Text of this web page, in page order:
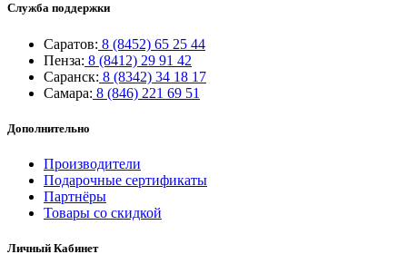
Служба поддержки
Саратов: 8 (8452) 65 25 44
Пенза: 8 (8412) 29 91 42
Саранск: 8 (8342) 34 18 17
Самара: 8 (846) 221 69 51
Дополнительно
Производители
Подарочные сертификаты
Партнёры
Товары со скидкой
Личный Кабинет